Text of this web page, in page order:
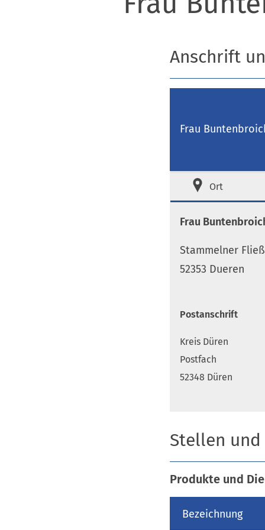
Anschrift
Frau
Ort
Frau
Stammelner
52353 Dueren
Postanschrift
Kreis Düren
Postfach
52348 Düren
Stellen
Produkte und
Bezeichnung